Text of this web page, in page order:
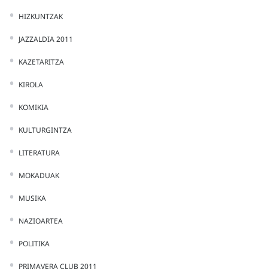
HIZKUNTZAK
JAZZALDIA 2011
KAZETARITZA
KIROLA
KOMIKIA
KULTURGINTZA
LITERATURA
MOKADUAK
MUSIKA
NAZIOARTEA
POLITIKA
PRIMAVERA CLUB 2011